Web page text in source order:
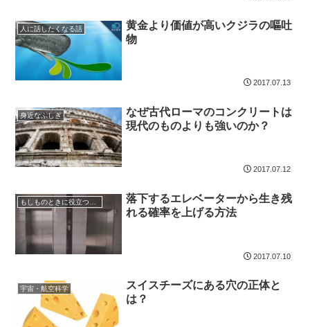
人に話したくなる話
黄金より価値が高いクジラの嘔吐
物
2017.07.13
身近なふしぎ
なぜ古代ローマのコンクリートは
現代のものよりも強いのか？
2017.07.12
もしものときに役立つ知識
落下するエレベーターから生き残
れる確率を上げる方法
2017.07.10
宇宙・航空科学
スイスチーズにある穴の正体と
は？